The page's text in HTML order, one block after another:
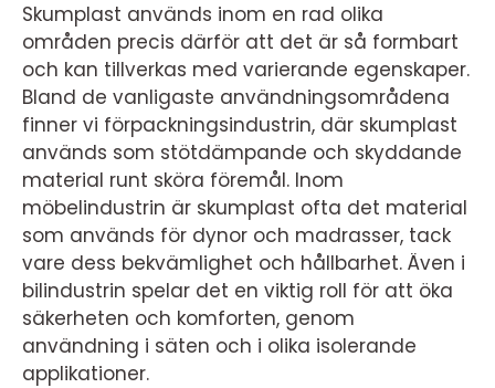
Skumplast används inom en rad olika
områden precis därför att det är så formbart
och kan tillverkas med varierande egenskaper.
Bland de vanligaste användningsområdena
finner vi förpackningsindustrin, där skumplast
används som stötdämpande och skyddande
material runt sköra föremål. Inom
möbelindustrin är skumplast ofta det material
som används för dynor och madrasser, tack
vare dess bekvämlighet och hållbarhet. Även i
bilindustrin spelar det en viktig roll för att öka
säkerheten och komforten, genom
användning i säten och i olika isolerande
applikationer.